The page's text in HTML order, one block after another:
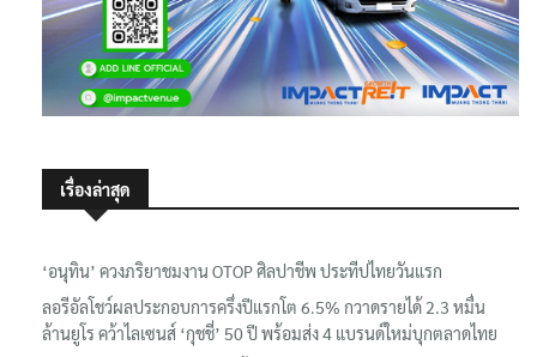
เรื่องล่าสุด
‘อนุทิน’ ควงภริยาชมงาน OTOP ศิลปาชีพ ประทีปไทยวันแรก
ลอรีอัลโชว์ผลประกอบการครึ่งปีแรกโต 6.5% กวาดรายได้ 2.3 หมื่น
ล้านยูโร คว้าไลเซนส์ ‘กุชชี่’ 50 ปี พร้อมส่ง 4 แบรนด์ใหม่บุกตลาดไทย